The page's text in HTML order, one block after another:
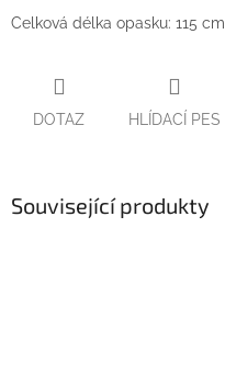
Celková délka opasku: 115 cm
DOTAZ HLÍDACÍ PES
Související produkty